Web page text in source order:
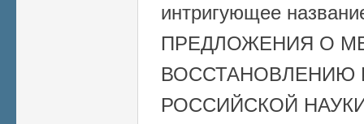
интригующее
ПРЕДЛОЖЕНИЯ О
ВОССТАНОВЛЕНИЮ
РОССИЙСКОЙ